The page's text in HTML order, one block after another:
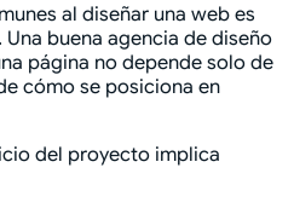
al diseñar una web es
Una buena agencia de diseño
página no depende solo de
cómo se posiciona en
del proyecto implica